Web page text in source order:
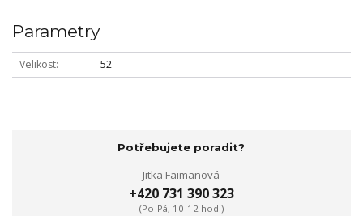
Parametry
Velikost 52
Potřebujete poradit?
Jitka Faimanová
+420 731 390 323
(Po-Pá, 10-12 hod.)